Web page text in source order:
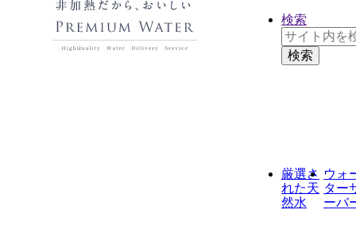
厳選さ
れた天
然水
ウォ
ター
ーバ
検索